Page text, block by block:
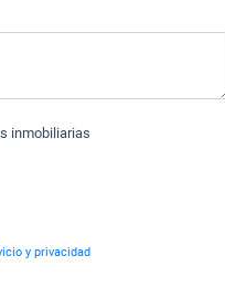
inmobiliarias
y privacidad